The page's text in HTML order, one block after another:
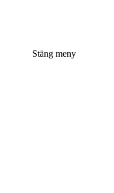
Stäng meny